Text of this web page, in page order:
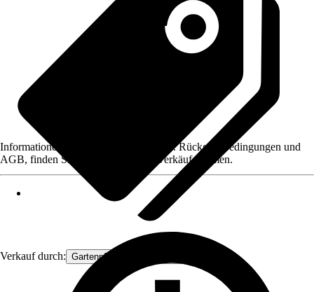
Verkauf durch: Gartenpflanzen Ammerland
Informationen des Verkäufers, wie z. B. Rückgabebedingungen und
AGB, finden Sie bei Klick auf den Verkäufernamen.